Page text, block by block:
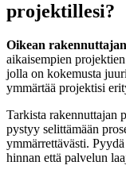
projektillesi?
Oikean
aikaisempien
jolla on kokemusta
ymmärtää projektisi
Tarkista rakennuttajan
pystyy selittämään
ymmärrettävästi.
hinnan että palvelun